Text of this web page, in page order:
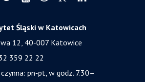
Śląski w Katowicach
12, 40-007 Katowice
359 22 22
pn-pt, w godz. 7.30–